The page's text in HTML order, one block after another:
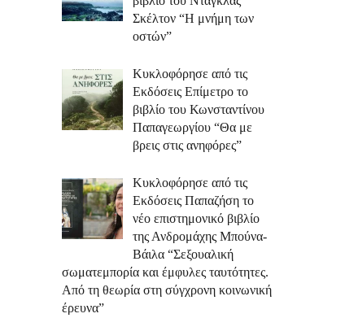
Σκέλτον “Η μνήμη των
οστών”
Κυκλοφόρησε από τις
Εκδόσεις Επίμετρο το
βιβλίο του Κωνσταντίνου
Παπαγεωργίου “Θα με
βρεις στις ανηφόρες”
Κυκλοφόρησε από τις
Εκδόσεις Παπαζήση το
νέο επιστημονικό βιβλίο
της Ανδρομάχης Μπούνα-
Βάιλα “Σεξουαλική
σωματεμπορία και έμφυλες ταυτότητες.
Από τη θεωρία στη σύγχρονη κοινωνική
έρευνα”